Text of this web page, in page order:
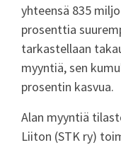
yhteensä 835
prosenttia
tarkastellaan
myyntiä, sen
prosentin kasvua.
Alan myyntiä
Liiton (STK ry)